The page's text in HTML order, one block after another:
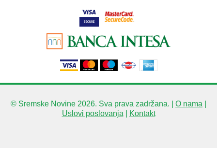
© Sremske Novine 2026. Sva prava zadržana. | O nama
Uslovi poslovanja
Kontakt